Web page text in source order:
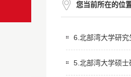
您当前所在的位
6.北部湾大学研
5.北部湾大学硕